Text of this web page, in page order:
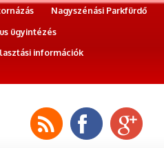
Nagyszénási Parkfürdő
ügyintézés
információk